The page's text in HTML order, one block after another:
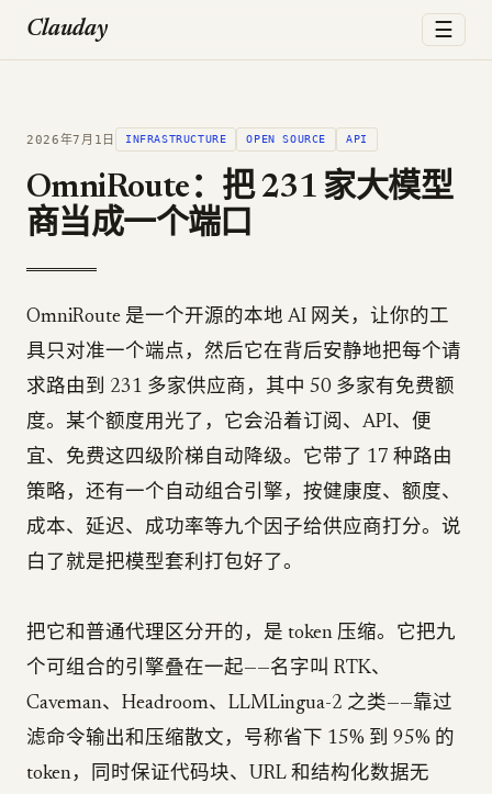
Clauday ☰
2026年7月1日 INFRASTRUCTURE OPEN SOURCE API
OmniRoute：把 231 家大模型
商当成一个端口
OmniRoute 是一个开源的本地 AI 网关，让你的工
具只对准一个端点，然后它在背后安静地把每个请
求路由到 231 多家供应商，其中 50 多家有免费额
度。某个额度用光了，它会沿着订阅、API、便
宜、免费这四级阶梯自动降级。它带了 17 种路由
策略，还有一个自动组合引擎，按健康度、额度、
成本、延迟、成功率等九个因子给供应商打分。说
白了就是把模型套利打包好了。
把它和普通代理区分开的，是 token 压缩。它把九
个可组合的引擎叠在一起——名字叫 RTK、
Caveman、Headroom、LLMLingua-2 之类——靠过
滤命令输出和压缩散文，号称省下 15% 到 95% 的
token，同时保证代码块、URL 和结构化数据无